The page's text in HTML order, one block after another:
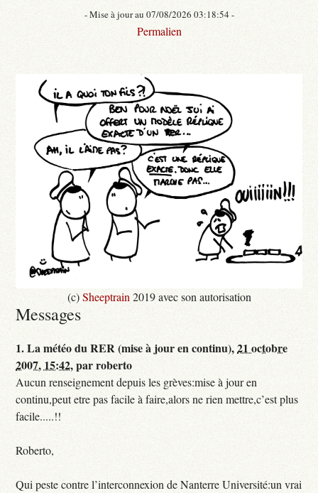
- Mise à jour au 07/08/2026 03:18:54 -
Permalien
(c)Sheeptrain 2019 avec son autorisation
Messages
1.La météo du RER (mise à jour en continu),21 octobre
2007, 15:42,parroberto
Aucun renseignement depuis les grèves:mise à jour en
continu,peut etre pas facile à faire,alors ne rien mettre,c’est plus
facile.....!!
Roberto,
Qui peste contre l’interconnexion de Nanterre Université:un vrai